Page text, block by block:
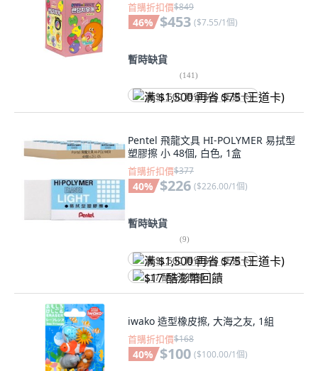
首購折扣價$849
46% $453 ($7.55/1個)
暫時缺貨
(141)
满 $1,500 再省 $75 (王道卡)
Pentel 飛龍文具 HI-POLYMER 易拭型
塑膠擦 小 48個, 白色, 1盒
首購折扣價$377
40% $226 ($226.00/1個)
暫時缺貨
(9)
满 $1,500 再省 $75 (王道卡)
$17 酷澎幣回饋
iwako 造型橡皮擦, 大海之友, 1組
首購折扣價$168
40% $100 ($100.00/1個)